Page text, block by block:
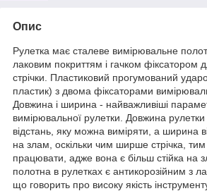
Опис
Рулетка має сталеве вимірювальне
лаковим покриттям і гачком фіксатором
стрічки. Пластиковий прогумований
пластик) з двома фіксаторами
Довжина і ширина - найважливіші
вимірювальної рулетки. Довжина
відстань, яку можна виміряти, а ширина
на злам, оскільки чим ширше стрічка,
працювати, адже вона є більш стійка на
полотна в рулетках є антикорозійним з
що говорить про високу якість